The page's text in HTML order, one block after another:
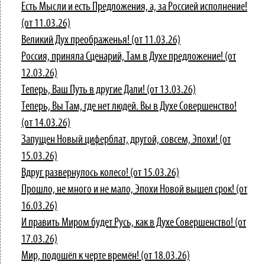
Есть Мысли и есть Предложения, а, за Россией исполнение!
(от 11.03.26)
Великий Дух преображенья! (от 11.03.26)
Россия, приняла Сценарий, Там в Духе предложение! (от
12.03.26)
Теперь, Ваш Путь в другие Дали! (от 13.03.26)
Теперь, Вы Там, где нет людей. Вы в Духе Совершенство!
(от 14.03.26)
Запущен Новый циферблат, другой, совсем, Эпохи! (от
15.03.26)
Вдруг развернулось колесо! (от 15.03.26)
Прошло, не много и не мало, Эпохи Новой вышел срок! (от
16.03.26)
И править Миром будет Русь, как в Духе Совершенство! (от
17.03.26)
Мир, подошёл к черте времён! (от 18.03.26)